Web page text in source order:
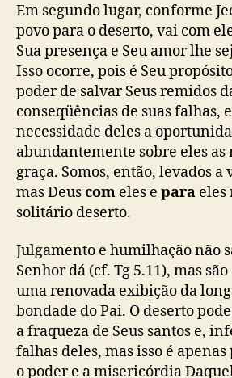
Em segundo lugar, conforme
povo para o deserto, vai com
Sua presença e Seu amor lhe
Isso ocorre, pois é Seu
poder de salvar Seus remidos
conseqüências de suas falhas,
necessidade deles a
abundantemente sobre eles as
graça. Somos, então, levados a
mas Deuscom eles e para eles
solitário deserto.
Julgamento e humilhação não
Senhor dá (cf. Tg 5.11), mas
uma renovada exibição da
bondade do Pai. O deserto
a fraqueza de Seus santos e,
falhas deles, mas isso é
o poder e a misericórdia